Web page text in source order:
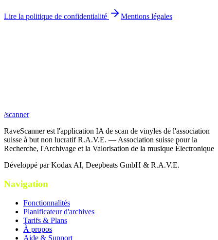
Lire la politique de confidentialité Mentions légales
/scanner
RaveScanner est l'application IA de scan de vinyles de l'association
suisse à but non lucratif R.A.V.E. — Association suisse pour la
Recherche, l'Archivage et la Valorisation de la musique Électronique
Développé par Kodax AI, Deepbeats GmbH & R.A.V.E.
Navigation
Fonctionnalités
Planificateur d'archives
Tarifs & Plans
À propos
Aide & Support